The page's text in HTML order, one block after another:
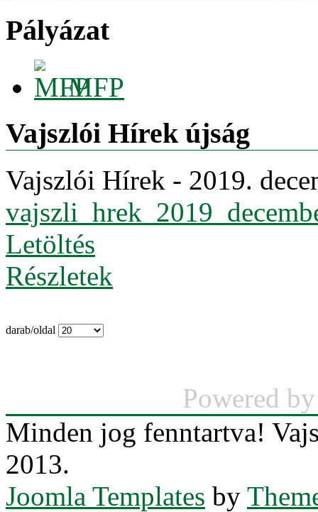
Pályázat
MFP
Vajszlói Hírek újság
Vajszlói Hírek - 2019.
Letöltés
Részletek
darab/oldal
Powered
Minden jog fenntartva!
2013.
Joomla Templates by